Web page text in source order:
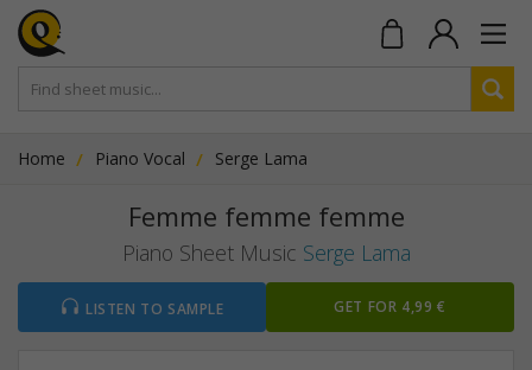
Home Piano Vocal Serge Lama
Femme femme femme
Piano Sheet Music Serge Lama
LISTEN TO SAMPLE GET FOR 4,99 €